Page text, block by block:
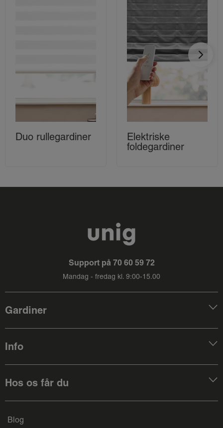
Duo rullegardiner
Elektriske
foldegardiner
Support på 70 60 59 72
Mandag - fredag kl. 9:00-15.00
Gardiner
Info
Hos os får du
Blog